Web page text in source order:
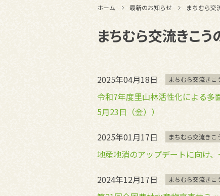
ホーム 最新のお知らせ まちむら交
まちむら交流きこう
2025年04月18日 まちむら交流きこ
令和7年度里山林活性化による多
5月23日（金））
2025年01月17日 まちむら交流きこ
地産地消のアップデートに向け
2024年12月17日 まちむら交流きこ